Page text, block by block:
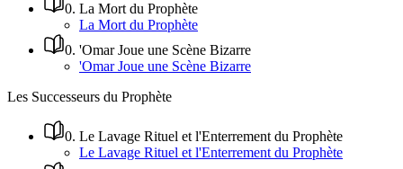
0. La Mort du Prophète
La Mort du Prophète
0. 'Omar Joue une Scène Bizarre
'Omar Joue une Scène Bizarre
Les Successeurs du Prophète
0. Le Lavage Rituel et l'Enterrement du Prophète
Le Lavage Rituel et l'Enterrement du Prophète